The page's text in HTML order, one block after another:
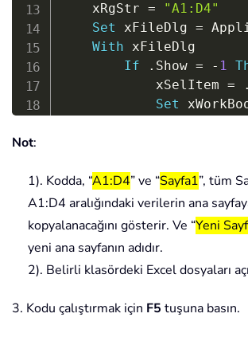
    xRgStr
=
"A1:D4"
Set xFileDlg =
With xFileDlg
If
. Show = - 1
            xSelItem
= .
Set
Set
End
If
            xFileName
=
Set
                xRg
.
Not:
1). Kodda, “A1:D4” ve “Sayfa1”, tüm
A1:D4 aralığındaki verilerin ana
kopyalanacağını gösterir. Ve “Yeni
yeni ana sayfanın adıdır.
2). Belirli klasördeki Excel dosyaları
3. Kodu çalıştırmak için F5 tuşuna basın.